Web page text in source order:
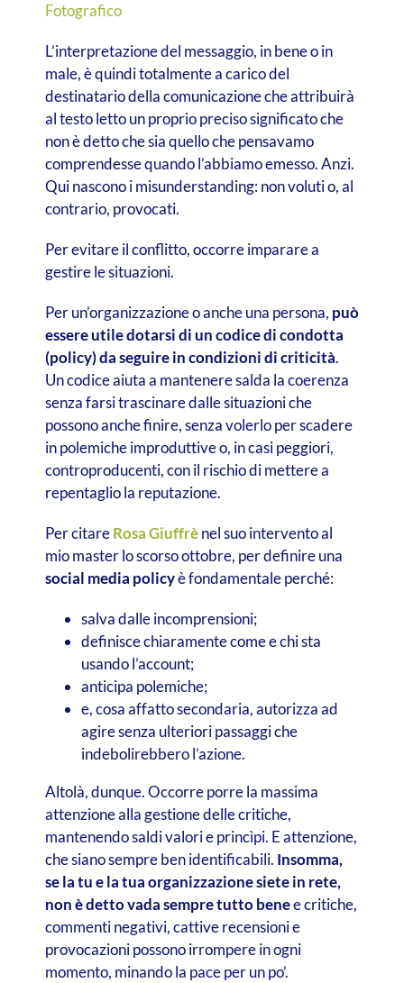
Fotografico
L’interpretazione del messaggio, in bene o in
male, è quindi totalmente a carico del
destinatario della comunicazione che attribuirà
al testo letto un proprio preciso significato che
non è detto che sia quello che pensavamo
comprendesse quando l’abbiamo emesso. Anzi.
Qui nascono i misunderstanding: non voluti o, al
contrario, provocati.
Per evitare il conflitto, occorre imparare a
gestire le situazioni.
Per un’organizzazione o anche una persona, può
essere utile dotarsi di un codice di condotta
(policy) da seguire in condizioni di criticità.
Un codice aiuta a mantenere salda la coerenza
senza farsi trascinare dalle situazioni che
possono anche finire, senza volerlo per scadere
in polemiche improduttive o, in casi peggiori,
controproducenti, con il rischio di mettere a
repentaglio la reputazione.
Per citareRosa Giuffrènel suo intervento al
mio master lo scorso ottobre, per definire una
social media policyè fondamentale perché:
salva dalle incomprensioni;
definisce chiaramente come e chi sta
usando l’account;
anticipa polemiche;
e, cosa affatto secondaria, autorizza ad
agire senza ulteriori passaggi che
indebolirebbero l’azione.
Altolà, dunque. Occorre porre la massima
attenzione alla gestione delle critiche,
mantenendo saldi valori e princìpi. E attenzione,
che siano sempre ben identificabili. Insomma,
se la tu e la tua organizzazione siete in rete,
non è detto vada sempre tutto benee critiche,
commenti negativi, cattive recensioni e
provocazioni possono irrompere in ogni
momento, minando la pace per un po’.